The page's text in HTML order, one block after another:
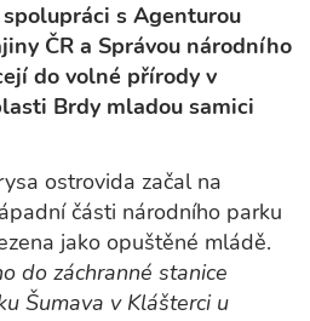
s Agenturou
ČR a Správou národního
do volné přírody v
Brdy mladou samici
ostrovida začal na
části národního parku
jako opuštěné mládě.
do záchranné stanice
Šumava v Klášterci u